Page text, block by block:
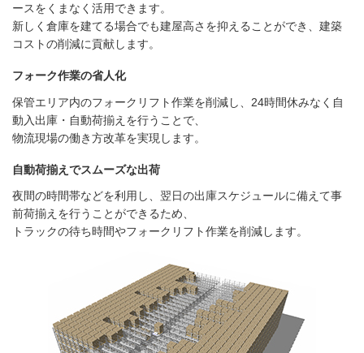
ースをくまなく活用できます。
新しく倉庫を建てる場合でも建屋高さを抑えることができ、建築
コストの削減に貢献します。
フォーク作業の省人化
保管エリア内のフォークリフト作業を削減し、24時間休みなく自
動入出庫・自動荷揃えを行うことで、
物流現場の働き方改革を実現します。
自動荷揃えでスムーズな出荷
夜間の時間帯などを利用し、翌日の出庫スケジュールに備えて事
前荷揃えを行うことができるため、
トラックの待ち時間やフォークリフト作業を削減します。